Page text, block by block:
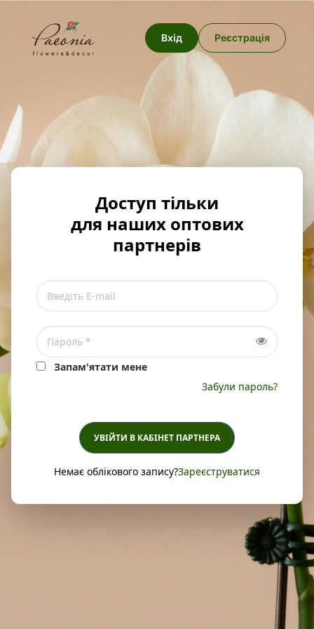
Вхід Реєстрація
Доступ тільки
для наших оптових
партнерів
Запам'ятати мене
Забули пароль?
УВІЙТИ В КАБІНЕТ ПАРТНЕРА
Немає облікового запису?Зареєструватися